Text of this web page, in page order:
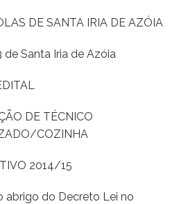
DE SANTA IRIA DE AZÓIA
Santa Iria de Azóia
DE TÉCNICO
COZINHA
2014/15
abrigo do Decreto Lei no